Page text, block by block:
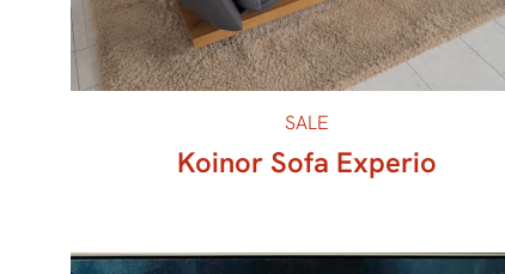
SALE
Koinor Sofa Experio